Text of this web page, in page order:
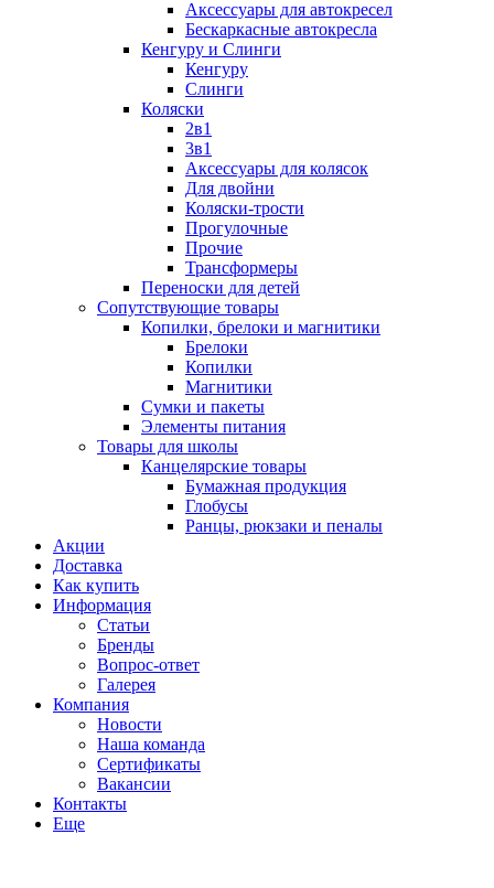
Аксессуары для автокресел
Бескаркасные автокресла
Кенгуру и Слинги
Кенгуру
Слинги
Коляски
2в1
3в1
Аксессуары для колясок
Для двойни
Коляски-трости
Прогулочные
Прочие
Трансформеры
Переноски для детей
Сопутствующие товары
Копилки, брелоки и магнитики
Брелоки
Копилки
Магнитики
Сумки и пакеты
Элементы питания
Товары для школы
Канцелярские товары
Бумажная продукция
Глобусы
Ранцы, рюкзаки и пеналы
Акции
Доставка
Как купить
Информация
Статьи
Бренды
Вопрос-ответ
Галерея
Компания
Новости
Наша команда
Сертификаты
Вакансии
Контакты
Еще